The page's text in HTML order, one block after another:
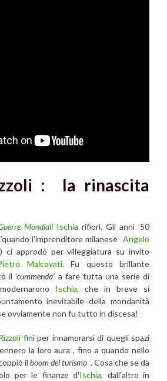
: la rinascita
Mondiali Ischia rifiorì. Gli anni ’50
l’imprenditore milanese Angelo
ci approdò per villeggiatura su invito
Malcovati. Fu questo brillante
il ‘cummenda’ a fare tutta una serie di
Ischia, che in breve si
inevitabile della mondanità
ovviamente non fu tutto in discesa!
finì per innamorarsi di quegli spazi
la loro aura , fino a quando nello
il boom del turismo . Cosa che se da
per le finanze d’Ischia, dall’altro in